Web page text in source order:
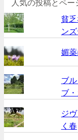
人気の投稿とペー
貧
ン
媚
ブ
ブ
ジ
く春